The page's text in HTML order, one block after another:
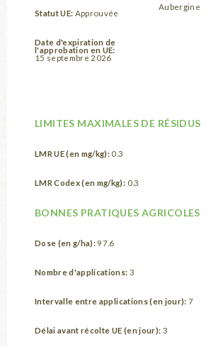
Statut UE: Approuvée
Date d'expiration de
l'approbation en UE:
15 septembre 2026
Aubergine
LIMITES MAXIMALES DE RÉSIDUS
LMR UE (en mg/kg): 0.3
LMR Codex (en mg/kg): 0.3
BONNES PRATIQUES AGRICOLES
Dose (en g/ha): 97.6
Nombre d'applications: 3
Intervalle entre applications (en jour):7
Délai avant récolte UE (en jour): 3